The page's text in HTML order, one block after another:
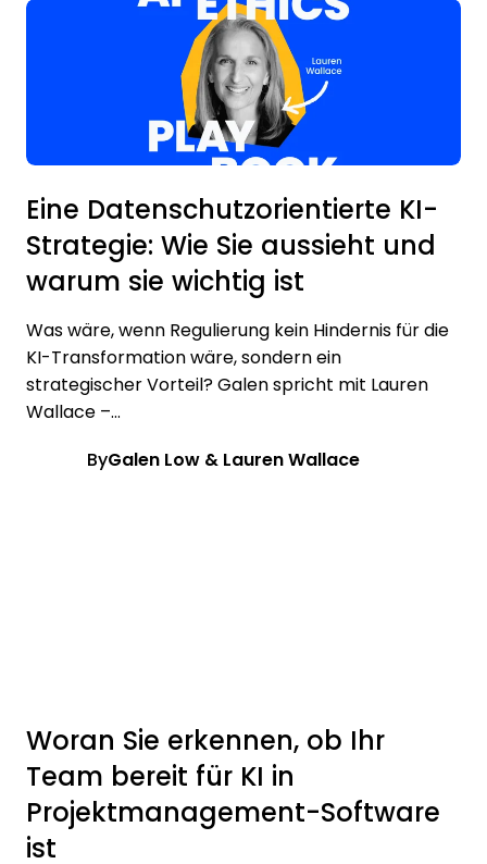
Eine Datenschutzorientierte KI-
Strategie: Wie Sie aussieht und
warum sie wichtig ist
Was wäre, wenn Regulierung kein Hindernis für die
KI-Transformation wäre, sondern ein
strategischer Vorteil? Galen spricht mit Lauren
Wallace –...
ByGalen Low & Lauren Wallace
Woran Sie erkennen, ob Ihr
Team bereit für KI in
Projektmanagement-Software
ist